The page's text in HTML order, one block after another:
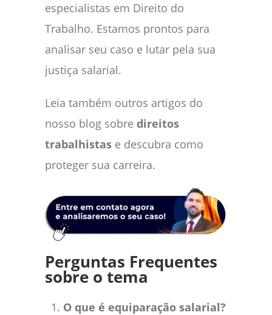
especialistas em Direito do
Trabalho. Estamos prontos para
analisar seu caso e lutar pela sua
justiça salarial.
Leia também outros artigos do
nosso blog sobre direitos
trabalhistas e descubra como
proteger sua carreira.
Perguntas Frequentes
sobre o tema
O que é equiparação salarial?